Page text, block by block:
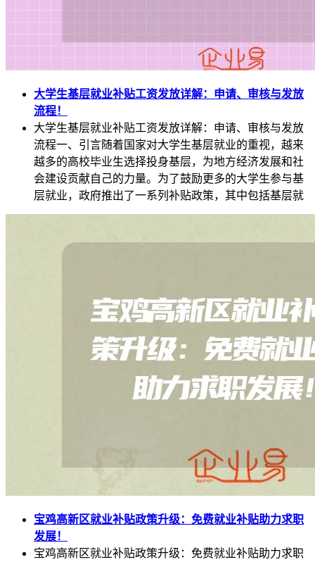
大学生基层就业补贴工资发放详解：申请、审核与发放
流程！
大学生基层就业补贴工资发放详解：申请、审核与发放
流程一、引言随着国家对大学生基层就业的重视，越来
越多的高校毕业生选择投身基层，为地方经济发展和社
会建设贡献自己的力量。为了鼓励更多的大学生参与基
层就业，政府推出了一系列补贴政策，其中包括基层就
宝鸡高新区就业补贴政策升级：免费就业补贴助力求职
发展！
宝鸡高新区就业补贴政策升级：免费就业补贴助力求职